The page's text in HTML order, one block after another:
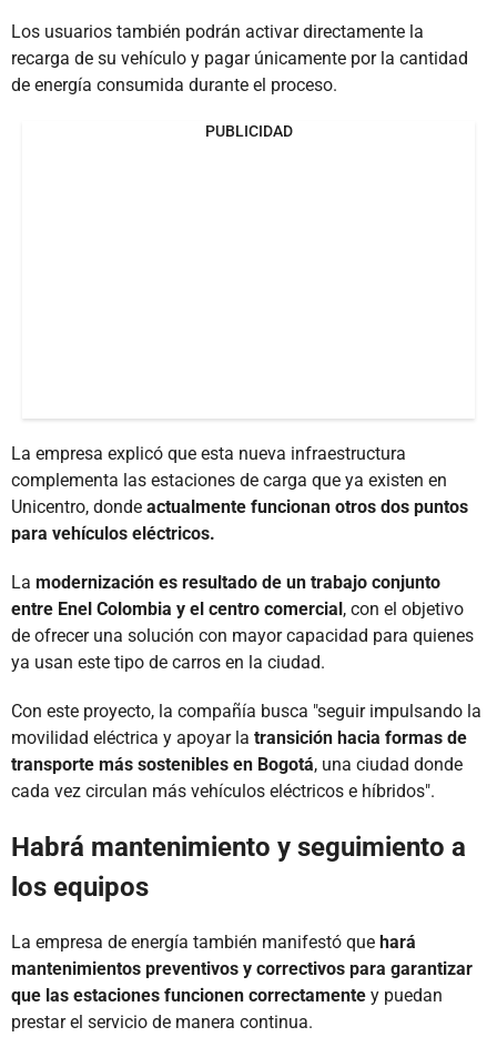
Los usuarios también podrán activar directamente la
recarga de su vehículo y pagar únicamente por la cantidad
de energía consumida durante el proceso.
PUBLICIDAD
La empresa explicó que esta nueva infraestructura
complementa las estaciones de carga que ya existen en
Unicentro, donde actualmente funcionan otros dos puntos
para vehículos eléctricos.
La modernización es resultado de un trabajo conjunto
entre Enel Colombia y el centro comercial, con el objetivo
de ofrecer una solución con mayor capacidad para quienes
ya usan este tipo de carros en la ciudad.
Con este proyecto, la compañía busca "seguir impulsando la
movilidad eléctrica y apoyar la transición hacia formas de
transporte más sostenibles en Bogotá, una ciudad donde
cada vez circulan más vehículos eléctricos e híbridos".
Habrá mantenimiento y seguimiento a
los equipos
La empresa de energía también manifestó que hará
mantenimientos preventivos y correctivos para garantizar
que las estaciones funcionen correctamente y puedan
prestar el servicio de manera continua.